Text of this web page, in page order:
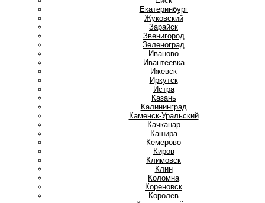
Екатеринбург
Жуковский
Зарайск
Звенигород
Зеленоград
Иваново
Ивантеевка
Ижевск
Иркутск
Истра
Казань
Калининград
Каменск-Уральский
Качканар
Кашира
Кемерово
Киров
Климовск
Клин
Коломна
Кореновск
Королев